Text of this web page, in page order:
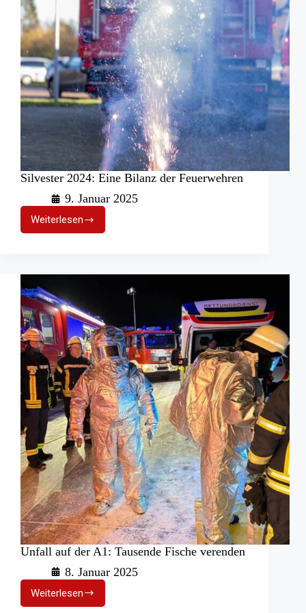
Silvester 2024: Eine Bilanz der Feuerwehren
9. Januar 2025
Weiterlesen
Silvester
2024:
der
Unfall auf der A1: Tausende Fische verenden
8. Januar 2025
Weiterlesen
Unfall
auf